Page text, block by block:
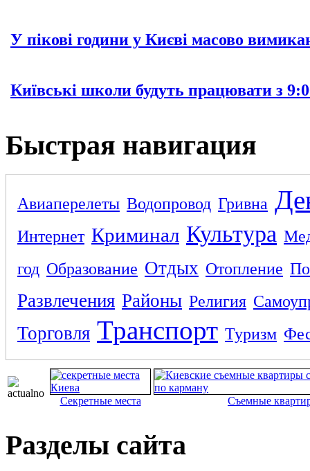
У пікові години у Києві масово
Київські школи будуть працювати з
Быстрая навигация
Авиаперелеты Водопровод Гривна
Интернет Криминал Культура
год Образование Отдых Отопление
Развлечения Районы Религия
Торговля Транспорт Туризм
Секретные места Съемные
Разделы сайта